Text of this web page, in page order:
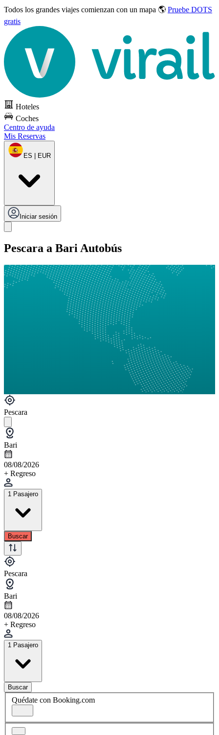
Todos los grandes viajes comienzan con un mapa 🌎 Pruebe DOTS
gratis
Hoteles
Coches
Centro de ayuda
Mis Reservas
ES | EUR
Iniciar sesión
Pescara a Bari Autobús
Pescara
Bari
08/08/2026
+ Regreso
1 Pasajero
Buscar
Pescara
Bari
08/08/2026
+ Regreso
1 Pasajero
Buscar
Quédate con Booking.com